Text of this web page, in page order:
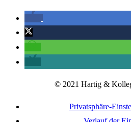
© 2021 Hartig &
Privatsphäre-